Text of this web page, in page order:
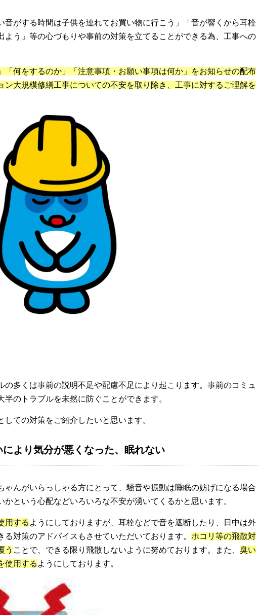
音がする時間は子供を連れてお買い物に行こう」「音が響くから耳栓
よう」等の心づもりや事前の対策を立てることができる為、工事への
「何をするのか」「注意事項・お願い事項は何か」をお知らせの配布
大規模修繕工事についての不安を取り除き、工事に対するご理解を
多くは事前の説明不足や配慮不足により起こります。事前のコミュ
のトラブルを未然に防ぐことができます。
ての対策をご紹介したいと思います。
より気分が悪くなった、眠れない
んがいらっしゃる方にとって、騒音や振動は睡眠の妨げになる場合
という心配などいろいろな不安が湧いてくるかと思います。
用する ようにしておりますが、耳栓などで音を遮断したり、日中は外
対策のアドバイスもさせていただいております。 ホコリ等の飛散対
う ことで、できる限り飛散しないように努めております。また、 臭い
使用する ようにしております。